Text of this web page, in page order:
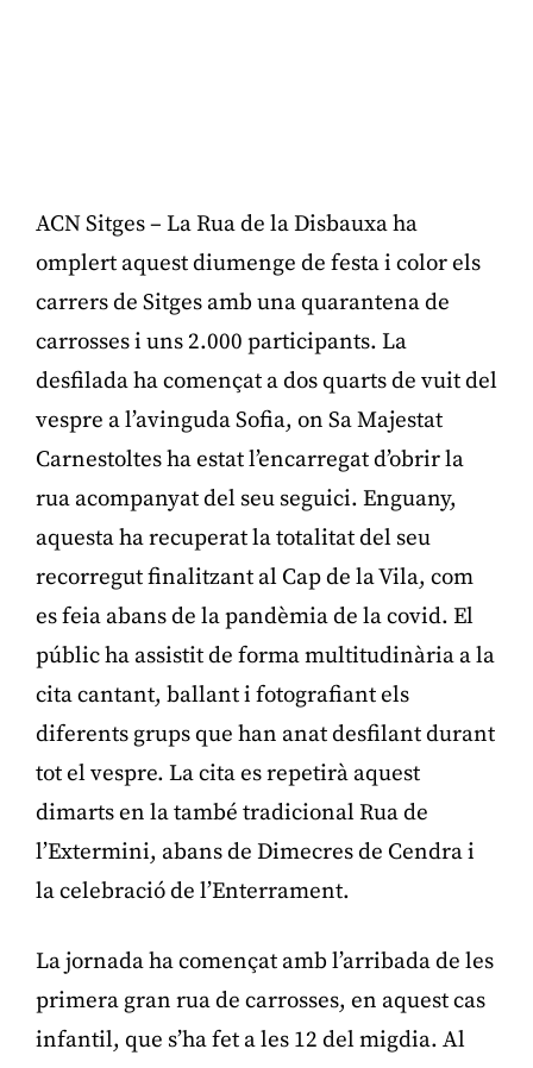
ACN Sitges – La Rua de la Disbauxa ha
omplert aquest diumenge de festa i color els
carrers de Sitges amb una quarantena de
carrosses i uns 2.000 participants. La
desfilada ha començat a dos quarts de vuit del
vespre a l’avinguda Sofia, on Sa Majestat
Carnestoltes ha estat l’encarregat d’obrir la
rua acompanyat del seu seguici. Enguany,
aquesta ha recuperat la totalitat del seu
recorregut finalitzant al Cap de la Vila, com
es feia abans de la pandèmia de la covid. El
públic ha assistit de forma multitudinària a la
cita cantant, ballant i fotografiant els
diferents grups que han anat desfilant durant
tot el vespre. La cita es repetirà aquest
dimarts en la també tradicional Rua de
l’Extermini, abans de Dimecres de Cendra i
la celebració de l’Enterrament.
La jornada ha començat amb l’arribada de les
primera gran rua de carrosses, en aquest cas
infantil, que s’ha fet a les 12 del migdia. Al